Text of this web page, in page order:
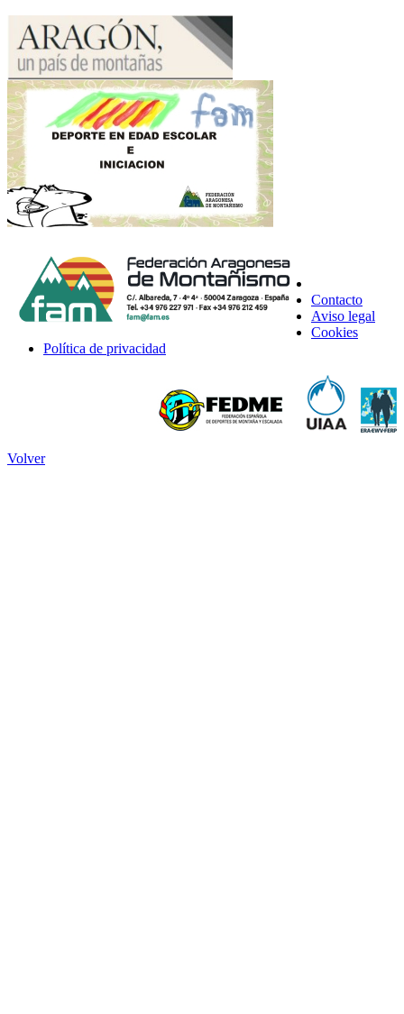
Contacto
Aviso legal
Cookies
Política de privacidad
Volver